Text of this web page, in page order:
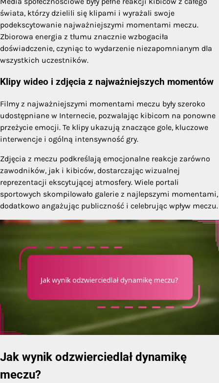
świata, którzy dzielili się klipami i wyrażali swoje
podekscytowanie najważniejszymi momentami meczu.
Zbiorowa energia z tłumu znacznie wzbogaciła
doświadczenie, czyniąc to wydarzenie niezapomnianym dla
wszystkich uczestników.
Klipy wideo i zdjęcia z najważniejszych momentów
Filmy z najważniejszymi momentami meczu były szeroko
udostępniane w Internecie, pozwalając kibicom na ponowne
przeżycie emocji. Te klipy ukazują znaczące gole, kluczowe
interwencje i ogólną intensywność gry.
Zdjęcia z meczu podkreślają emocjonalne reakcje zarówno
zawodników, jak i kibiców, dostarczając wizualnej
reprezentacji ekscytującej atmosfery. Wiele portali
sportowych skompilowało galerie z najlepszymi momentami,
dodatkowo angażując publiczność i celebrując wpływ meczu.
Jak wynik odzwierciedlał dynamikę
meczu?